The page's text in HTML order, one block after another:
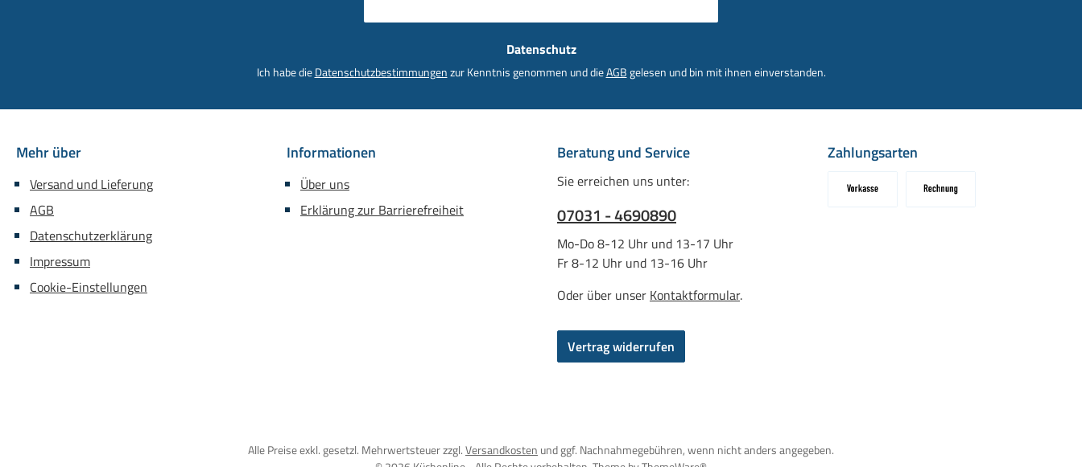
Datenschutz
Ich habe dieDatenschutzbestimmungenzur Kenntnis genommen und dieAGBgelesen und bin mit ihnen einverstanden.
Mehr über
Versand und Lieferung
AGB
Datenschutzerklärung
Impressum
Cookie-Einstellungen
Informationen
Über uns
Erklärung zur Barrierefreiheit
Beratung und Service
Sie erreichen uns unter:
07031 - 4690890
Mo-Do 8-12 Uhr und 13-17 Uhr
Fr 8-12 Uhr und 13-16 Uhr
Oder über unser Kontaktformular.
Vertrag widerrufen
Zahlungsarten
Alle Preise exkl. gesetzl. Mehrwertsteuer zzgl.Versandkosten und ggf. Nachnahmegebühren, wenn nicht anders angegeben.